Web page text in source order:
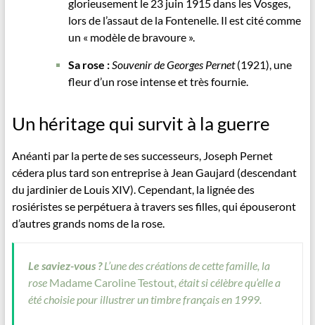
glorieusement le 23 juin 1915 dans les Vosges,
lors de l’assaut de la Fontenelle. Il est cité comme
un « modèle de bravoure ».
Sa rose :Souvenir de Georges Pernet(1921), une
fleur d’un rose intense et très fournie.
Un héritage qui survit à la guerre
Anéanti par la perte de ses successeurs, Joseph Pernet
cédera plus tard son entreprise à Jean Gaujard (descendant
du jardinier de Louis XIV). Cependant, la lignée des
rosiéristes se perpétuera à travers ses filles, qui épouseront
d’autres grands noms de la rose.
Le saviez-vous ?L’une des créations de cette famille, la
rose Madame Caroline Testout, était si célèbre qu’elle a
été choisie pour illustrer un timbre français en 1999.